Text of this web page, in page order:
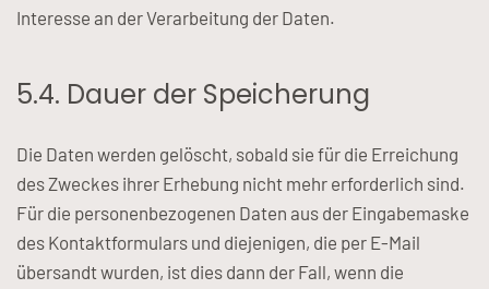
Interesse an der Verarbeitung der Daten.
5.4. Dauer der Speicherung
Die Daten werden gelöscht, sobald sie für die Erreichung
des Zweckes ihrer Erhebung nicht mehr erforderlich sind.
Für die personenbezogenen Daten aus der Eingabemaske
des Kontaktformulars und diejenigen, die per E-Mail
übersandt wurden, ist dies dann der Fall, wenn die